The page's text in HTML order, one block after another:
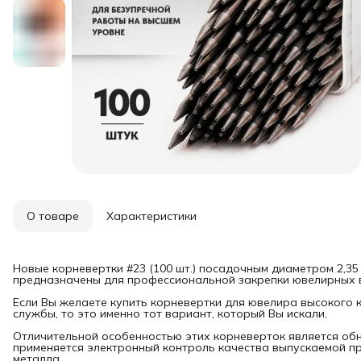
О товаре Характеристики
Новые корневертки #23 (100 шт.) посадочным диаметром
предназначены для профессиональной закрепки ювелирных
Если Вы желаете купить корневертки для ювелира высокого
службы, то это именно тот вариант, который Вы искали.
Отличительной особенностью этих корневерток является
применяется электронный контроль качества выпускаемой